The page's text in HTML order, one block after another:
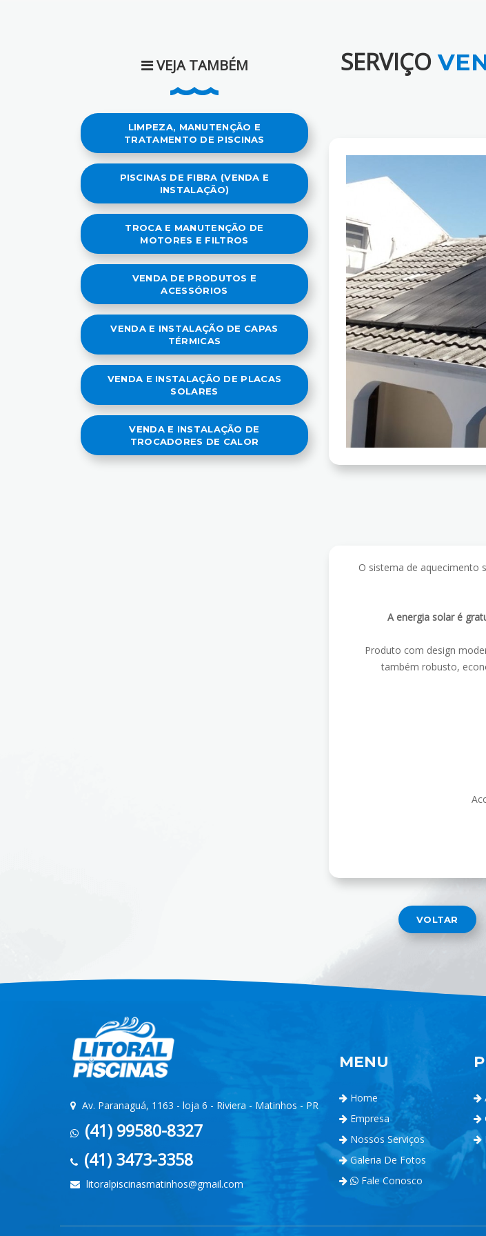
VEJA TAMBÉM
LIMPEZA, MANUTENÇÃO E
TRATAMENTO DE PISCINAS
PISCINAS DE FIBRA (VENDA E
INSTALAÇÃO)
TROCA E MANUTENÇÃO DE
MOTORES E FILTROS
VENDA DE PRODUTOS E
ACESSÓRIOS
VENDA E INSTALAÇÃO DE CAPAS
TÉRMICAS
VENDA E INSTALAÇÃO DE PLACAS
SOLARES
VENDA E INSTALAÇÃO DE
TROCADORES DE CALOR
SERVIÇO
O sistema de aquecimento
A energia solar é
Produto com design
também robusto,
VOLTAR
Av. Paranaguá, 1163 - loja 6 - Riviera - Matinhos - PR
(41) 99580-8327
(41) 3473-3358
litoralpiscinasmatinhos@gmail.com
MENU
Home
Empresa
Nossos Serviços
Galeria De Fotos
Fale Conosco